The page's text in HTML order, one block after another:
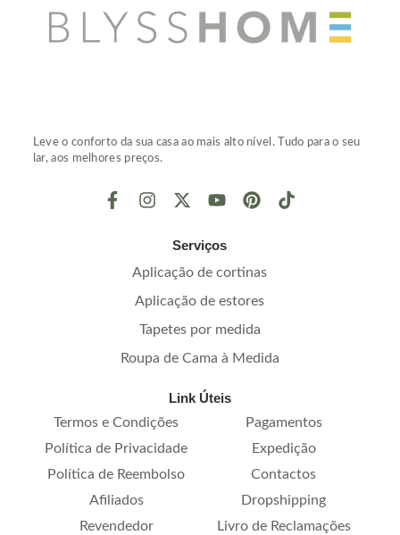
Leve o conforto da sua casa ao mais alto nível. Tudo para o seu
lar, aos melhores preços.
Serviços
Aplicação de cortinas
Aplicação de estores
Tapetes por medida
Roupa de Cama à Medida
Link Úteis
Termos e Condições
Pagamentos
Política de Privacidade
Expedição
Política de Reembolso
Contactos
Afiliados
Dropshipping
Revendedor
Livro de Reclamações